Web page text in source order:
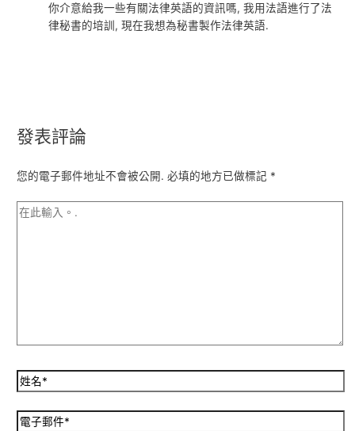
你介意給我一些有關法律英語的資訊嗎, 我用法語進行了法
律秘書的培訓, 現在我想為秘書製作法律英語.
發表評論
您的電子郵件地址不會被公開. 必填的地方已做標記 *